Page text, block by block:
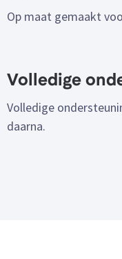
Op maat gemaakt
Volledige
Volledige
daarna.